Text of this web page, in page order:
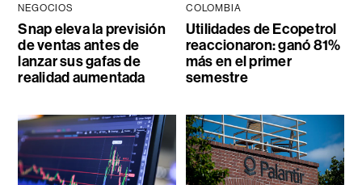
NEGOCIOS
Snap eleva la previsión
de ventas antes de
lanzar sus gafas de
realidad aumentada
COLOMBIA
Utilidades de Ecopetrol
reaccionaron: ganó 81%
más en el primer
semestre